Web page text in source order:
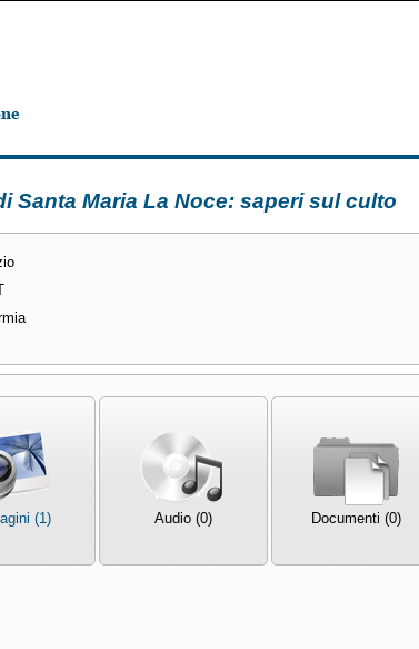
Santa Maria La Noce: saperi sul culto
(1) Audio (0) Documenti (0)